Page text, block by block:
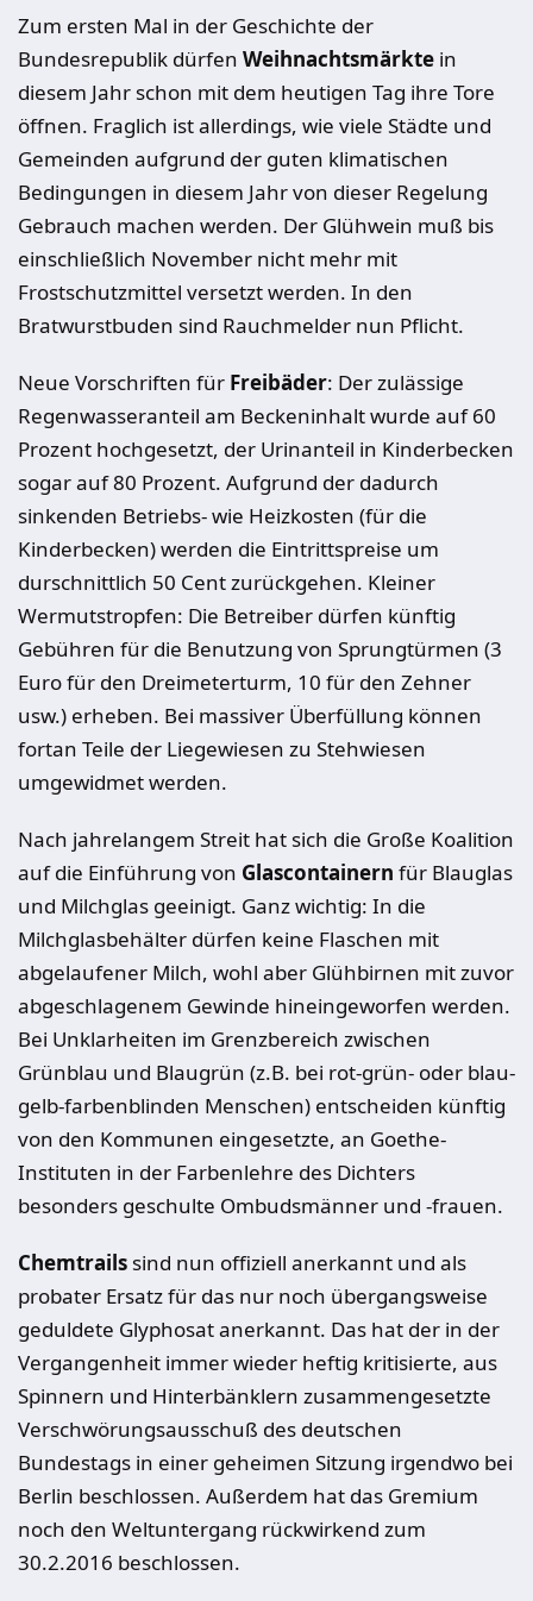
Zum ersten Mal in der Geschichte der
Bundesrepublik dürfen Weihnachtsmärkte in
diesem Jahr schon mit dem heutigen Tag ihre Tore
öffnen. Fraglich ist allerdings, wie viele Städte und
Gemeinden aufgrund der guten klimatischen
Bedingungen in diesem Jahr von dieser Regelung
Gebrauch machen werden. Der Glühwein muß bis
einschließlich November nicht mehr mit
Frostschutzmittel versetzt werden. In den
Bratwurstbuden sind Rauchmelder nun Pflicht.
Neue Vorschriften für Freibäder: Der zulässige
Regenwasseranteil am Beckeninhalt wurde auf 60
Prozent hochgesetzt, der Urinanteil in Kinderbecken
sogar auf 80 Prozent. Aufgrund der dadurch
sinkenden Betriebs- wie Heizkosten (für die
Kinderbecken) werden die Eintrittspreise um
durschnittlich 50 Cent zurückgehen. Kleiner
Wermutstropfen: Die Betreiber dürfen künftig
Gebühren für die Benutzung von Sprungtürmen (3
Euro für den Dreimeterturm, 10 für den Zehner
usw.) erheben. Bei massiver Überfüllung können
fortan Teile der Liegewiesen zu Stehwiesen
umgewidmet werden.
Nach jahrelangem Streit hat sich die Große Koalition
auf die Einführung von Glascontainern für Blauglas
und Milchglas geeinigt. Ganz wichtig: In die
Milchglasbehälter dürfen keine Flaschen mit
abgelaufener Milch, wohl aber Glühbirnen mit zuvor
abgeschlagenem Gewinde hineingeworfen werden.
Bei Unklarheiten im Grenzbereich zwischen
Grünblau und Blaugrün (z.B. bei rot-grün- oder blau-
gelb-farbenblinden Menschen) entscheiden künftig
von den Kommunen eingesetzte, an Goethe-
Instituten in der Farbenlehre des Dichters
besonders geschulte Ombudsmänner und -frauen.
Chemtrails sind nun offiziell anerkannt und als
probater Ersatz für das nur noch übergangsweise
geduldete Glyphosat anerkannt. Das hat der in der
Vergangenheit immer wieder heftig kritisierte, aus
Spinnern und Hinterbänklern zusammengesetzte
Verschwörungsausschuß des deutschen
Bundestags in einer geheimen Sitzung irgendwo bei
Berlin beschlossen. Außerdem hat das Gremium
noch den Weltuntergang rückwirkend zum
30.2.2016 beschlossen.